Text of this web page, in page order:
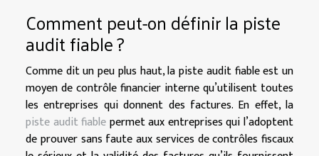
Comment peut-on définir la piste
audit fiable ?
Comme dit un peu plus haut, la piste audit fiable est un
moyen de contrôle financier interne qu’utilisent toutes
les entreprises qui donnent des factures. En effet, la
piste audit fiablepermet aux entreprises qui l’adoptent
de prouver sans faute aux services de contrôles fiscaux